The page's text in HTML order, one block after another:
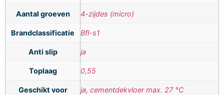
Aantal groeven 4-zijdes (micro)
Brandclassificatie Bfl-s1
Anti slip ja
Toplaag 0,55
Geschikt voor
ja, cementdekvloer max. 27 °C